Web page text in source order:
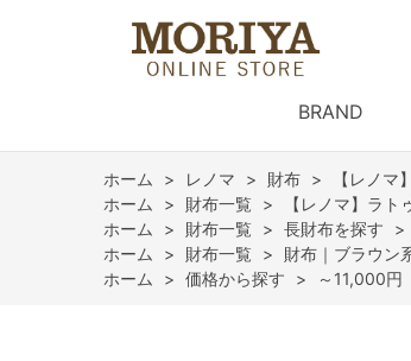
BRAND
ホーム > レノマ > 財布 >
【レノ
ホーム
> 財布一覧 >
【レノマ】ラ
ホーム
> 財布一覧 > 長財布を探す >
ホーム
> 財布一覧 > 財布｜ブラウン
ホーム
> 価格から探す > ～11,000円